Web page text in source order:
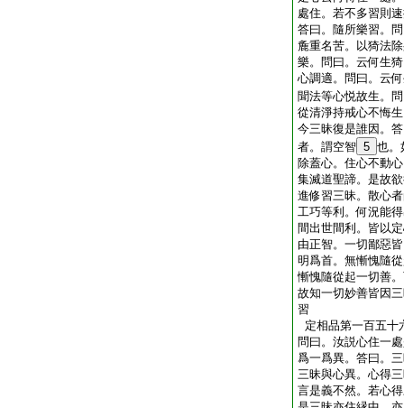
處住。若不多習則
答曰。隨所樂習。
麁重名苦。以猗法
樂。問曰。云何生
心調適。問曰。云
聞法等心悦故生。
從清淨持戒心不悔
今三昧復是誰因。
者。謂空智 5 也。
除蓋心。住心不動
集滅道聖諦。是故
進修習三昧。散心
工巧等利。何況能
間出世間利。皆以
由正智。一切鄙惡
明爲首。無慚愧隨
慚愧隨從起一切善
故知一切妙善皆因
習
定相品第一百五十
問曰。汝説心住一
爲一爲異。答曰。
三昧與心異。心得
言是義不然。若心